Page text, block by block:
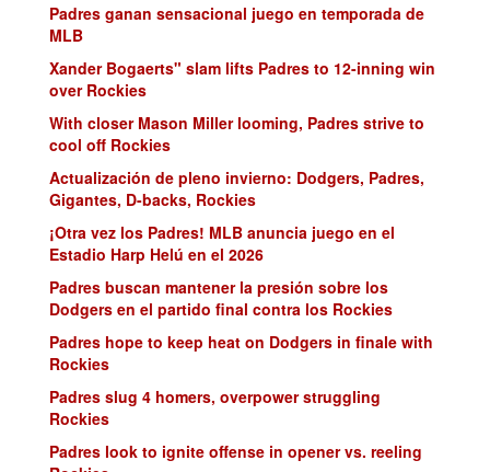
Padres ganan sensacional juego en temporada de
MLB
Xander Bogaerts" slam lifts Padres to 12-inning win
over Rockies
With closer Mason Miller looming, Padres strive to
cool off Rockies
Actualización de pleno invierno: Dodgers, Padres,
Gigantes, D-backs, Rockies
¡Otra vez los Padres! MLB anuncia juego en el
Estadio Harp Helú en el 2026
Padres buscan mantener la presión sobre los
Dodgers en el partido final contra los Rockies
Padres hope to keep heat on Dodgers in finale with
Rockies
Padres slug 4 homers, overpower struggling
Rockies
Padres look to ignite offense in opener vs. reeling